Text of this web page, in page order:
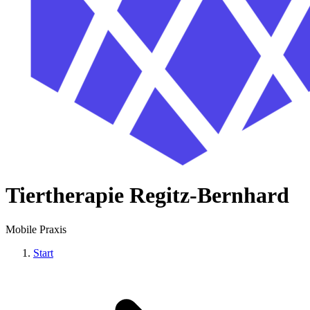
Tiertherapie Regitz-Bernhard
Mobile Praxis
Start